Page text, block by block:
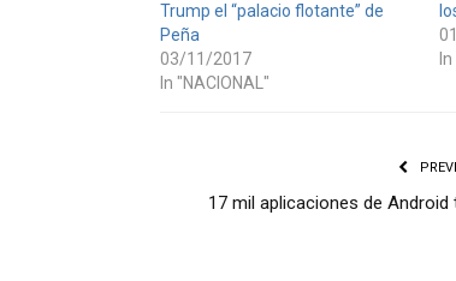
Trump el “palacio flotante” de
Peña
03/11/2017
In "NACIONAL"
17 mil aplicaciones de Android